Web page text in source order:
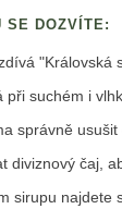
SE DOZVÍTE:
"Královská
při suchém i
správně usušit
diviznový čaj,
sirupu najdete